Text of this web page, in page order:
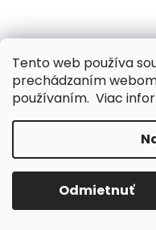
Tento web používa
prechádzaním
používaním. Viac
Odmietnuť